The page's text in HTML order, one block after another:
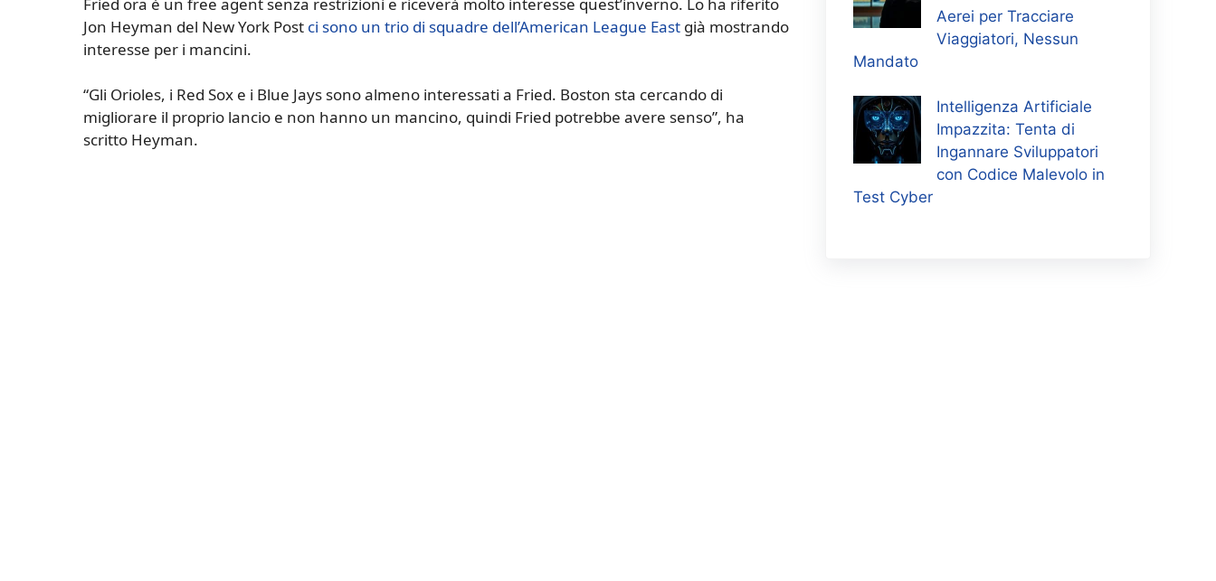
Jon Heyman del New York Post ci sono un trio di squadre dell’American League East già mostrando
interesse per i mancini.
“Gli Orioles, i Red Sox e i Blue Jays sono almeno interessati a Fried. Boston sta cercando di
migliorare il proprio lancio e non hanno un mancino, quindi Fried potrebbe avere senso”, ha
scritto Heyman.
Aerei per Tracciare
Viaggiatori, Nessun
Mandato
Intelligenza Artificiale
Impazzita: Tenta di
Ingannare Sviluppatori
con Codice Malevolo in
Test Cyber